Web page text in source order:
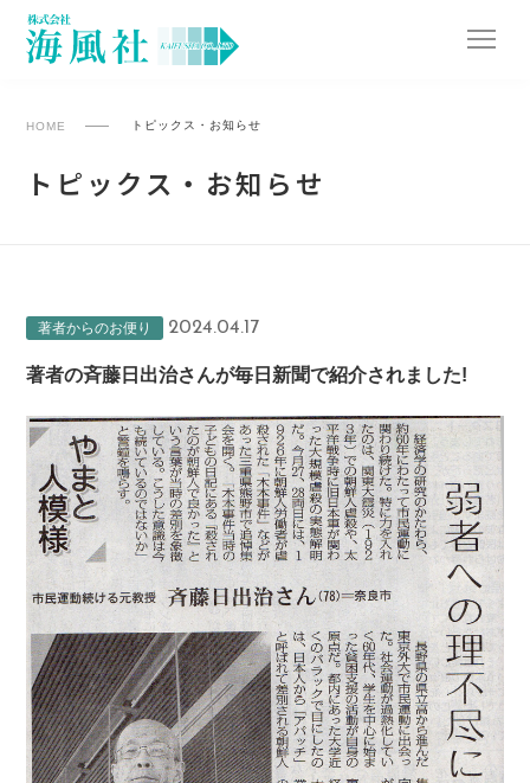
HOME トピックス・お知らせ
トピックス・お知らせ
著者からのお便り 2024.04.17
著者の斉藤日出治さんが毎日新聞で紹介されました!